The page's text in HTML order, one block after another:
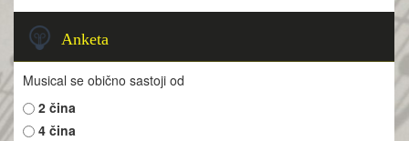
Anketa
Musical se obično sastoji od
2 čina
4 čina